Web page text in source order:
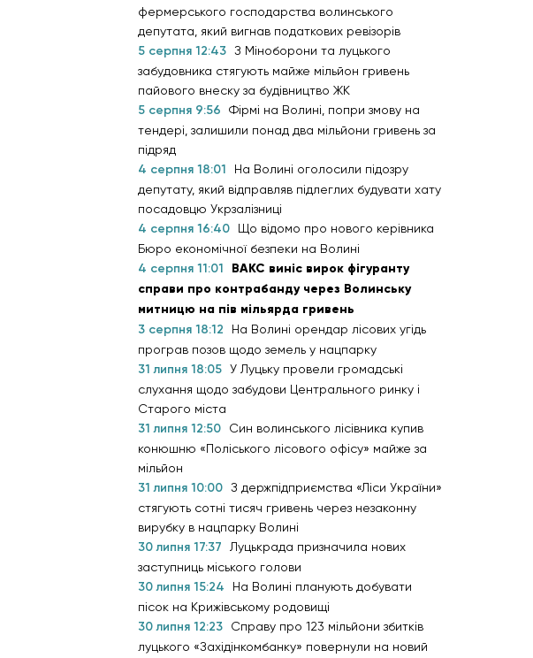
фермерського господарства волинського
депутата, який вигнав податкових ревізорів
5 серпня 12:43 З Міноборони та луцького
забудовника стягують майже мільйон гривень
пайового внеску за будівництво ЖК
5 серпня 9:56
Фірмі на Волині, попри змову на
тендері, залишили понад два мільйони гривень за
підряд
4 серпня 18:01
На Волині оголосили підозру
депутату, який відправляв підлеглих будувати хату
посадовцю Укрзалізниці
4 серпня 16:40
Що відомо про нового керівника
Бюро економічної безпеки на Волині
4 серпня 11:01
ВАКС виніс вирок фігуранту
справи про контрабанду через Волинську
митницю на пів мільярда гривень
3 серпня 18:12
На Волині орендар лісових угідь
програв позов щодо земель у нацпарку
31 липня 18:05 У Луцьку провели громадські
слухання щодо забудови Центрального ринку і
Старого міста
31 липня 12:50
Син волинського лісівника купив
конюшню «Поліського лісового офісу» майже за
мільйон
31 липня 10:00 З держпідприємства «Ліси України»
стягують сотні тисяч гривень через незаконну
вирубку в нацпарку Волині
30 липня 17:37
Луцькрада призначила нових
заступниць міського голови
30 липня 15:24
На Волині планують добувати
пісок на Крижівському родовищі
30 липня 12:23
Справу про 123 мільйони збитків
луцького «Західінкомбанку» повернули на новий